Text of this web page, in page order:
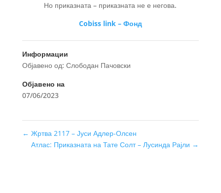
Но приказната – приказната не е негова.
Cobiss link – Фонд
Информации
Објавено од: Слободан Пачовски
Објавено на
07/06/2023
← Жртва 2117 – Јуси Адлер-Олсен
Атлас: Приказната на Тате Солт – Лусинда Рајли →